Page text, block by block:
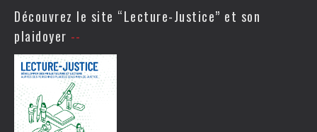
Découvrez le site “Lecture-Justice” et son
plaidoyer